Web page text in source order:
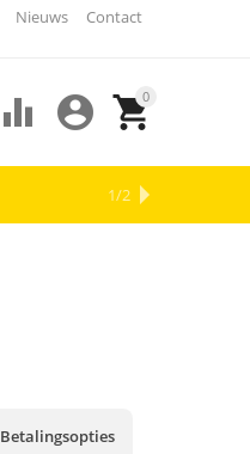
Nieuws Contact
0



1/2
Betalingsopties